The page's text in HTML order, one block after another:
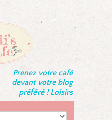
Prenez votre café
devant votre blog
préféré ! Loisirs